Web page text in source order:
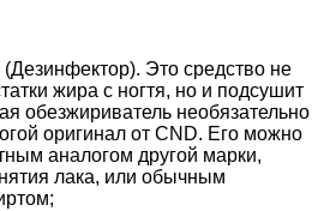
Это средство не
жира с ногтя, но и подсушит
обезжириватель необязательно
оригинал от CND. Его можно
аналогом другой марки,
лака, или обычным